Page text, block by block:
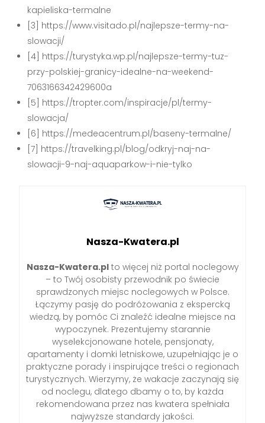
kapieliska-termalne
[3] https://www.visitado.pl/najlepsze-termy-na-
slowacji/
[4] https://turystyka.wp.pl/najlepsze-termy-tuz-
przy-polskiej-granicy-idealne-na-weekend-
7063166342429600a
[5] https://tropter.com/inspiracje/pl/termy-
slowacja/
[6] https://medeacentrum.pl/baseny-termalne/
[7] https://travelking.pl/blog/odkryj-naj-na-
slowacji-9-naj-aquaparkow-i-nie-tylko
Nasza-Kwatera.pl
Nasza-Kwatera.plto więcej niż portal noclegowy
– to Twój osobisty przewodnik po świecie
sprawdzonych miejsc noclegowych w Polsce.
Łączymy pasję do podróżowania z ekspercką
wiedzą, by pomóc Ci znaleźć idealne miejsce na
wypoczynek. Prezentujemy starannie
wyselekcjonowane hotele, pensjonaty,
apartamenty i domki letniskowe, uzupełniając je o
praktyczne porady i inspirujące treści o regionach
turystycznych. Wierzymy, że wakacje zaczynają się
od noclegu, dlatego dbamy o to, by każda
rekomendowana przez nas kwatera spełniała
najwyższe standardy jakości.